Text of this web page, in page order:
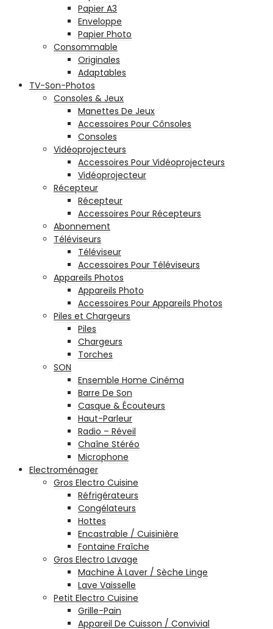
Papier A3
Enveloppe
Papier Photo
Consommable
Originales
Adaptables
TV-Son-Photos
Consoles & Jeux
Manettes De Jeux
Accessoires Pour Cônsoles
Consoles
Vidéoprojecteurs
Accessoires Pour Vidéoprojecteurs
Vidéoprojecteur
Récepteur
Récepteur
Accessoires Pour Récepteurs
Abonnement
Téléviseurs
Téléviseur
Accessoires Pour Téléviseurs
Appareils Photos
Appareils Photo
Accessoires Pour Appareils Photos
Piles et Chargeurs
Piles
Chargeurs
Torches
SON
Ensemble Home Cinéma
Barre De Son
Casque & Écouteurs
Haut-Parleur
Radio – Réveil
Chaîne Stéréo
Microphone
Electroménager
Gros Electro Cuisine
Réfrigérateurs
Congélateurs
Hottes
Encastrable / Cuisinière
Fontaine Fraîche
Gros Electro Lavage
Machine À Laver / Sèche Linge
Lave Vaisselle
Petit Electro Cuisine
Grille-Pain
Appareil De Cuisson / Convivial